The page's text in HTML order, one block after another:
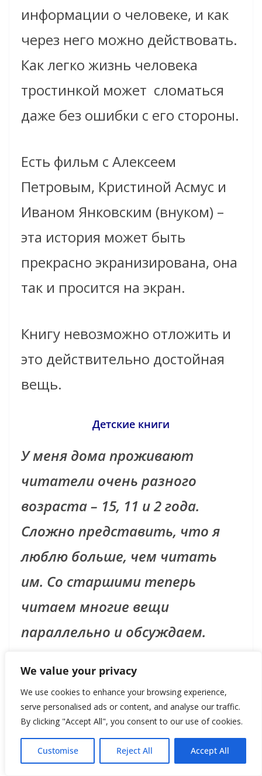
We value your privacy
We use cookies to enhance your browsing experience,
serve personalised ads or content, and analyse our traffic.
By clicking "Accept All", you consent to our use of cookies.
Customise Reject All Accept All
информации о человеке, и как
через него можно действовать.
Как легко жизнь человека
тростинкой может сломаться
даже без ошибки с его стороны.
Есть фильм с Алексеем
Петровым, Кристиной Асмус и
Иваном Янковским (внуком) –
эта история может быть
прекрасно экранизирована, она
так и просится на экран.
Книгу невозможно отложить и
это действительно достойная
вещь.
Детские книги
У меня дома проживают
читатели очень разного
возраста – 15, 11 и 2 года.
Сложно представить, что я
люблю больше, чем читать
им. Со старшими теперь
читаем многие вещи
параллельно и обсуждаем.
небольшой развивающейся
страны на детские книги для
меня легче легкого.
Выискивать новинки, как люди